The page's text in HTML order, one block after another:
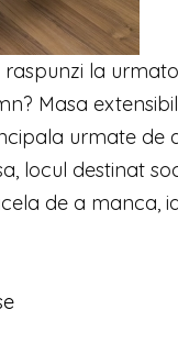
la
Masa
urmate de
locul destinat
de a manca,